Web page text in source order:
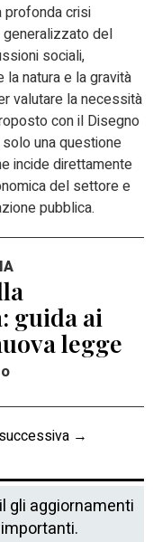
profonda crisi
generalizzato del
sociali,
la natura e la gravità
valutare la necessità
con il Disegno
una questione
incide direttamente
del settore e
pubblica.
guida ai
legge
→
gli aggiornamenti